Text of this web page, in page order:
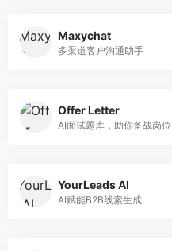
Maxychat
多渠道客户沟通助手
Offer Letter
AI面试题库，助你备战岗位
YourLeads AI
AI赋能B2B线索生成